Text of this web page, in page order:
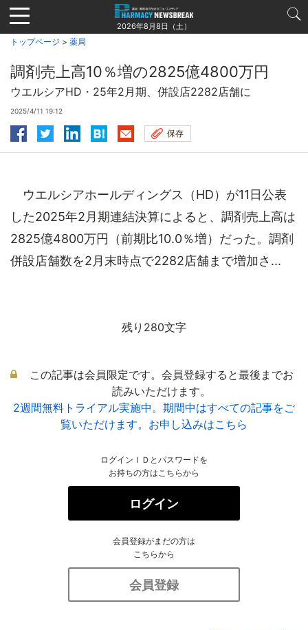
Jump
to
navigation
2026年8月8日（土）
トップページ > 薬局
調剤売上高10％増の2825億4800万円
ウエルシアHD・25年2月期、併設店2282店舗に
2025/4/11 19:12
保存
ウエルシアホールディングス（HD）が11日公表
した2025年2月期連結決算によると、調剤売上高は
2825億4800万円（前期比10.0％増）だった。調剤
併設店舗数を2月末時点で2282店舗まで増加さ...
残り280文字
この記事は会員限定です。会員登録すると最後までお
読みいただけます。
2週間無料トライアル実施中。期間中はすべての記事をご
覧いただけます。お申し込みはこちら
ログインＩＤとパスワードを
お持ちの方はこちらから
ログイン
会員登録がまだの方は
こちらから
会員登録